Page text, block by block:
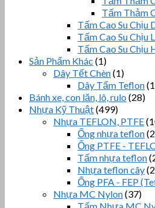
Tấm Thảm
Tấm Cao Su Chịu
Tấm Cao Su Chịu
Tấm Cao Su Chịu
Sản Phẩm Khác (1)
Dây Tết Chèn(1)
Dây Tẩm Teflon
Bánh xe, con lăn, lô, rulo (28)
Nhựa Kỹ Thuật(499)
Nhựa TEFLON, PTFE
Ống nhựa teflon
Ống PTFE -
Tấm nhựa teflon
Nhựa teflon cây
Ống PFA - FEP
Nhựa MC Nylon(37)